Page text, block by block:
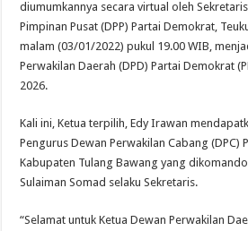
diumumkannya secara virtual oleh
Pimpinan Pusat (DPP) Partai Demokrat,
malam (03/01/2022) pukul 19.00 WIB,
Perwakilan Daerah (DPD) Partai Demokrat
2026.
Kali ini, Ketua terpilih, Edy Irawan
Pengurus Dewan Perwakilan Cabang (DPC)
Kabupaten Tulang Bawang yang
Sulaiman Somad selaku Sekretaris.
“Selamat untuk Ketua Dewan Perwakilan